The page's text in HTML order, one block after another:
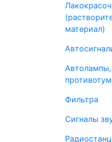
материал)
Фильтра
Сигналы